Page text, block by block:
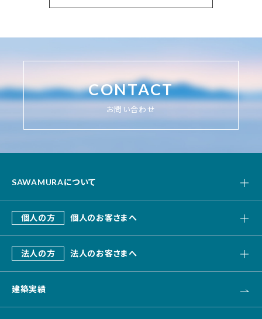
CONTACT
お問い合わせ
SAWAMURAについて
私たちの強み
会社概要
個人の方 個人のお客さまへ
SAWAMURA建築設計
リフォーム・リノベーション
不動産
法人の方 法人のお客さまへ
デザインビルド
オフィス・事務所
建築実績